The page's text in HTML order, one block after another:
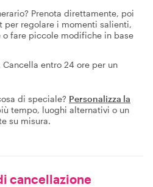
Prenota direttamente, poi
per regolare i momenti salienti,
o fare piccole modifiche in base
Cancella entro 24 ore per un
di speciale? Personalizza la
tempo, luoghi alternativi o un
su misura.
cancellazione